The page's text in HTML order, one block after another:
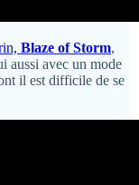
Blaze of Storm,
aussi avec un mode
il est difficile de se